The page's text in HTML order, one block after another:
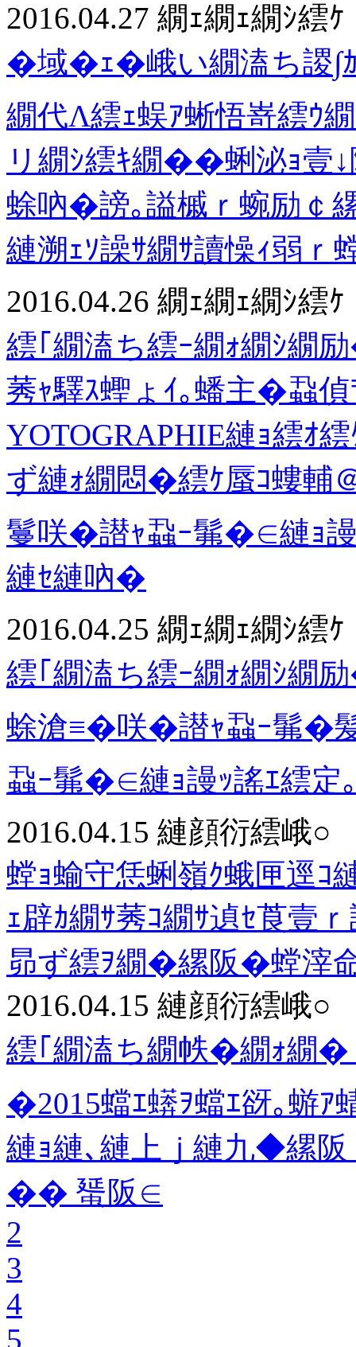
2016.04.27 繝ｪ繝ｪ繝ｼ繧ｹ
�域�ｪ�峨い繝溘ち謖∫ｶ
繝代Λ繧ｪ蜈ｱ蜥悟嵜繧ｳ
リ繝ｼ繧ｷ繝��蜊泌ｮ壹
蜍吶�謗｡謚槭ｒ蜿励￠
縺溯ｪｿ譟ｻ繝ｻ讀懆ｨ弱ｒ
2016.04.26 繝ｪ繝ｪ繝ｼ繧ｹ
繧｢繝溘ち繧ｰ繝ｫ繝ｼ
莠ｬ驛ｽ蟶ょｲ｡蟠主�蝨
YOTOGRAPHIE縺ｮ繧
ず縺ｫ繝悶�繧ｹ蜃ｺ螻輔
鬘咲�譛ｬ蝨ｰ髴�∈縺ｮ
縺ｾ縺吶�
2016.04.25 繝ｪ繝ｪ繝ｼ繧ｹ
繧｢繝溘ち繧ｰ繝ｫ繝ｼ繝
蜍滄≡�咲�譛ｬ蝨ｰ髴�髪
蝨ｰ髴�∈縺ｮ謾ｯ謠ｴ繧定
2016.04.15 縺顔衍繧峨○
螳ｮ蝓守恁蜊嶺ｸ蛾匣逕ｺ
ｪ辟ｶ繝ｻ莠ｺ繝ｻ遉ｾ莨壹
昴ず繧ｦ繝�縲阪�螳滓
2016.04.15 縺顔衍繧峨○
繧｢繝溘ち繝帙�繝ｫ繝
�2015蟷ｴ蠎ｦ蟷ｴ谺｡蝣ｱ
縺ｮ縺､縺上ｊ縺九◆縲
�� 蜑阪∈
2
3
4
5